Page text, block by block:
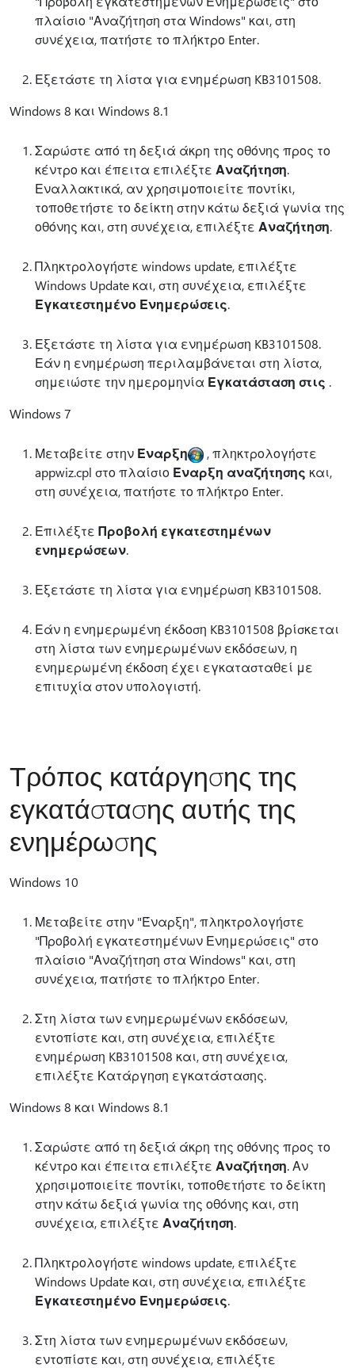
πλαίσιο "Αναζήτηση στα Windows" και, στη
συνέχεια, πατήστε το πλήκτρο Enter.
Εξετάστε τη λίστα για ενημέρωση KB3101508.
Windows 8 και Windows 8.1
Σαρώστε από τη δεξιά άκρη της οθόνης προς το
κέντρο και έπειτα επιλέξτε Αναζήτηση.
Εναλλακτικά, αν χρησιμοποιείτε ποντίκι,
τοποθετήστε το δείκτη στην κάτω δεξιά γωνία της
οθόνης και, στη συνέχεια, επιλέξτε Αναζήτηση.
Πληκτρολογήστε windows update, επιλέξτε
Windows Update και, στη συνέχεια, επιλέξτε
Εγκατεστημένο Ενημερώσεις.
Εξετάστε τη λίστα για ενημέρωση KB3101508.
Εάν η ενημέρωση περιλαμβάνεται στη λίστα,
σημειώστε την ημερομηνία Εγκατάσταση στις .
Windows 7
Μεταβείτε στην Έναρξη
, πληκτρολογήστε
appwiz.cpl στο πλαίσιο Έναρξη αναζήτησης και,
στη συνέχεια, πατήστε το πλήκτρο Enter.
Επιλέξτε Προβολή εγκατεστημένων
ενημερώσεων.
Εξετάστε τη λίστα για ενημέρωση KB3101508.
Εάν η ενημερωμένη έκδοση KB3101508 βρίσκεται
στη λίστα των ενημερωμένων εκδόσεων, η
ενημερωμένη έκδοση έχει εγκατασταθεί με
επιτυχία στον υπολογιστή.
Τρόπος κατάργησης της
εγκατάστασης αυτής της
ενημέρωσης
Windows 10
Μεταβείτε στην "Έναρξη", πληκτρολογήστε
"Προβολή εγκατεστημένων Ενημερώσεις" στο
πλαίσιο "Αναζήτηση στα Windows" και, στη
συνέχεια, πατήστε το πλήκτρο Enter.
Στη λίστα των ενημερωμένων εκδόσεων,
εντοπίστε και, στη συνέχεια, επιλέξτε
ενημέρωση KB3101508 και, στη συνέχεια,
επιλέξτε Κατάργηση εγκατάστασης.
Windows 8 και Windows 8.1
Σαρώστε από τη δεξιά άκρη της οθόνης προς το
κέντρο και έπειτα επιλέξτε Αναζήτηση. Αν
χρησιμοποιείτε ποντίκι, τοποθετήστε το δείκτη
στην κάτω δεξιά γωνία της οθόνης και, στη
συνέχεια, επιλέξτε Αναζήτηση.
Πληκτρολογήστε windows update, επιλέξτε
Windows Update και, στη συνέχεια, επιλέξτε
Εγκατεστημένο Ενημερώσεις.
Στη λίστα των ενημερωμένων εκδόσεων,
εντοπίστε και, στη συνέχεια, επιλέξτε